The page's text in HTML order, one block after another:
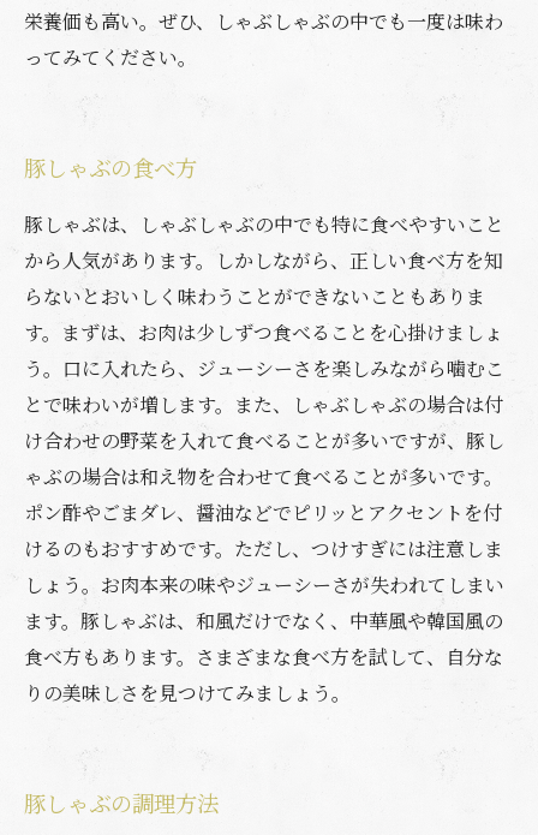
栄養価も高い。ぜひ、しゃぶしゃぶの中でも一度は味わ
ってみてください。
豚しゃぶの食べ方
豚しゃぶは、しゃぶしゃぶの中でも特に食べやすいこと
から人気があります。しかしながら、正しい食べ方を知
らないとおいしく味わうことができないこともありま
す。まずは、お肉は少しずつ食べることを心掛けましょ
う。口に入れたら、ジューシーさを楽しみながら噛むこ
とで味わいが増します。また、しゃぶしゃぶの場合は付
け合わせの野菜を入れて食べることが多いですが、豚し
ゃぶの場合は和え物を合わせて食べることが多いです。
ポン酢やごまダレ、醤油などでピリッとアクセントを付
けるのもおすすめです。ただし、つけすぎには注意しま
しょう。お肉本来の味やジューシーさが失われてしまい
ます。豚しゃぶは、和風だけでなく、中華風や韓国風の
食べ方もあります。さまざまな食べ方を試して、自分な
りの美味しさを見つけてみましょう。
豚しゃぶの調理方法